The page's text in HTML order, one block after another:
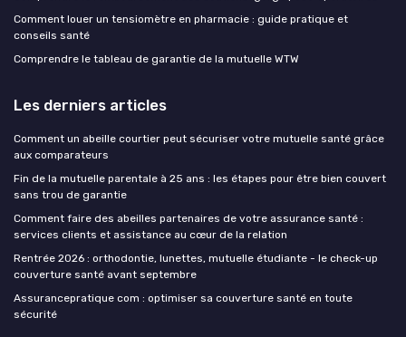
Comment louer un tensiomètre en pharmacie : guide pratique et
conseils santé
Comprendre le tableau de garantie de la mutuelle WTW
Les derniers articles
Comment un abeille courtier peut sécuriser votre mutuelle santé grâce
aux comparateurs
Fin de la mutuelle parentale à 25 ans : les étapes pour être bien couvert
sans trou de garantie
Comment faire des abeilles partenaires de votre assurance santé :
services clients et assistance au cœur de la relation
Rentrée 2026 : orthodontie, lunettes, mutuelle étudiante - le check-up
couverture santé avant septembre
Assurancepratique com : optimiser sa couverture santé en toute
sécurité